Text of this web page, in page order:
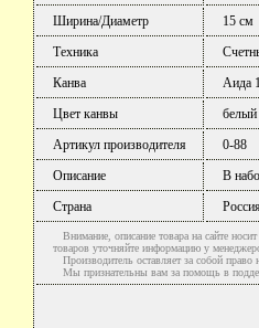
Ширина/Диаметр
15 см
Техника
Канва
Аида
Цвет канвы
белый
Артикул производителя
0-88
Описание
В
Страна
Внимание, описание товара на сайте
товаров уточняйте информацию у
Производитель оставляет за собой право
Мы признательны вам за помощь в